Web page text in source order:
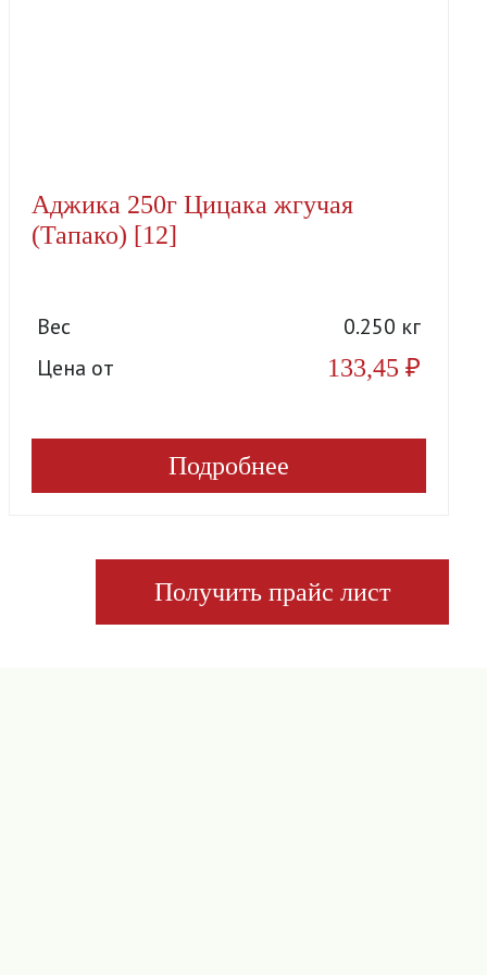
Аджика 250г Цицака жгучая
(Тапако) [12]
Вес
0.250 кг
Цена от
133,45 ₽
Подробнее
Получить прайс лист